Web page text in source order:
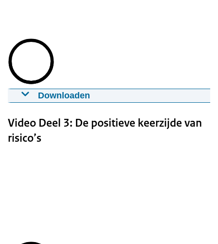
Downloaden
02-02-2015 06:21 mp4 Groot formaat: 238 MB
Video Deel 3: De positieve keerzijde van
risico’s